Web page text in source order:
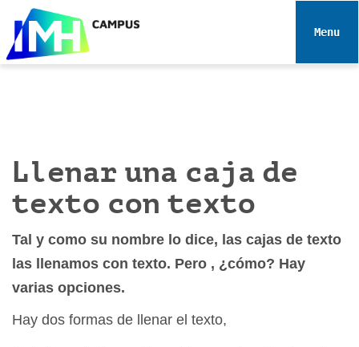
e
Toggle
Llenar una caja de
texto con texto
Tal y como su nombre lo dice, las cajas de texto
las llenamos con texto. Pero , ¿cómo? Hay
varias opciones.
Hay dos formas de llenar el texto,